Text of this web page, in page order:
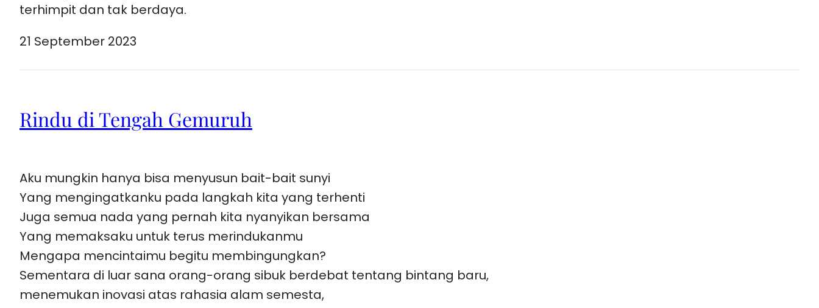
terhimpit dan tak berdaya.
21 September 2023
Rindu di Tengah Gemuruh
Aku mungkin hanya bisa menyusun bait-bait sunyi
Yang mengingatkanku pada langkah kita yang terhenti
Juga semua nada yang pernah kita nyanyikan bersama
Yang memaksaku untuk terus merindukanmu
Mengapa mencintaimu begitu membingungkan?
Sementara di luar sana orang-orang sibuk berdebat tentang bintang baru,
menemukan inovasi atas rahasia alam semesta,